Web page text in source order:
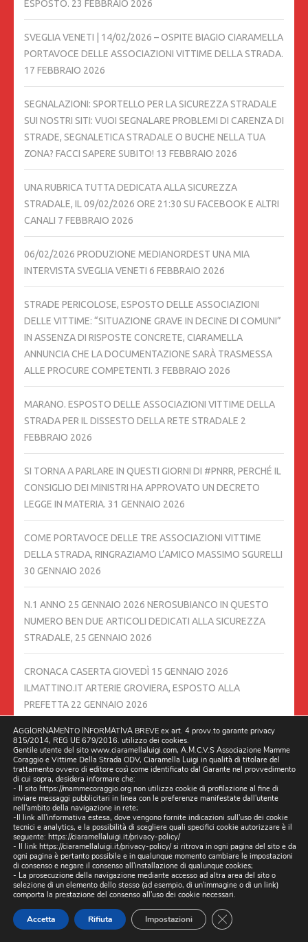
ESPOSTO. 23 FEBBRAIO 2026
SVEGLIA VENETI | 14/02/2026 – OSPITE BIAGIO CIARAMELLA
PORTAVOCE DELLE ASSOCIAZIONI VITTIME DELLA STRADA.
17 FEBBRAIO 2026
SEGNALAZIONI: SPORTELLO PER LA SICUREZZA STRADALE
SUI NOSTRI SITI: VUOI SEGNALARE PROBLEMI DI CARENZA DI
STRADE, SEGNALETICA STRADALE O BUCHE NELLA TUA
ZONA? FACCI SAPERE SUBITO! 13 FEBBRAIO 2026
UNA RUBRICA TUTTA DEDICATA ALLA SICUREZZA
STRADALE, IL 09/02/2026 ORE 21:30 SU FACEBOOK E ALTRI
CANALI 7 FEBBRAIO 2026
06/02/2026 PRODUZIONE MEDIANORDEST UNA MIA
INTERVISTA SVEGLIA VENETI 6 FEBBRAIO 2026
STRADE PERICOLOSE, ESPOSTO DELLE ASSOCIAZIONI
DELLE VITTIME: “SITUAZIONE GRAVE IN DECINE DI COMUNI”
IN ASSENZA DI RISPOSTE CONCRETE, CIARAMELLA
ANNUNCIA CHE LA DOCUMENTAZIONE SARÀ TRASMESSA
ALLE PROCURE COMPETENTI. 3 FEBBRAIO 2026
MARANO. ESPOSTO DELLE ASSOCIAZIONI VITTIME DELLA
STRADA PER IL DISSESTO DELLA RETE STRADALE 2
FEBBRAIO 2026
SI TORNA A PARLARE IN QUESTI GIORNI DI #PNRR, PERCHÉ IL
CONSIGLIO DEI MINISTRI HA APPROVATO UN DECRETO
LEGGE IN MATERIA. 31 GENNAIO 2026
COME PORTAVOCE DELLE TRE ASSOCIAZIONI VITTIME
DELLA STRADA, RINGRAZIAMO L’AMICO MASSIMO SGURELLI
30 GENNAIO 2026
N.1 ANNO 25 GENNAIO 2026 NEROSUBIANCO IN QUESTO
NUMERO BEN DUE ARTICOLI DEDICATI ALLA SICUREZZA
STRADALE, 25 GENNAIO 2026
CRONACA CASERTA GIOVEDÌ 15 GENNAIO 2026
ILMATTINO.IT ARTERIE GROVIERA, ESPOSTO ALLA
PREFETTA 22 GENNAIO 2026
IL COMANDANTE DEI VIGILI URBANI HA UNA
RESPONSABILITÀ DI VIGILARE SULLE BUCHE STRADALI. 21
GENNAIO 2026
𝐔𝐧 𝐦𝐞𝐬𝐬𝐚𝐠𝐠𝐢𝐨 𝐜𝐡𝐞 𝐯𝐚 𝐨𝐥𝐭𝐫𝐞 𝐢𝐥 𝐍𝐚𝐭𝐚𝐥𝐞, 𝐮𝐧 𝐢𝐦𝐩𝐞𝐠𝐧𝐨 𝐜𝐡𝐞 𝐜𝐨𝐧𝐭𝐢𝐧𝐮𝐚
𝐭𝐮𝐭𝐭𝐨 𝐥’𝐚𝐧𝐧𝐨18 GENNAIO 2026
RINGRAZIAMO CITTÀ METROPOLITANA PER AVERCI RESO
PARTECIPI ASSIEME A TANTE ALTRE REALTÀ, COME
ASSOCIAZIONE MAMME CORAGGIO E VITTIME DELLA
AGGIORNAMENTO INFORMATIVA BREVE ex art. 4 provv.to garante privacy
815/2014, REG UE 679/2016. utilizzo dei cookies.
Gentile utente del sito www.ciaramellaluigi.com, A.M.C.V.S Associazione Mamme
Coraggio e Vittime Della Strada ODV, Ciaramella Luigi in qualità di titolare del
trattamento ovvero di editore così come identificato dal Garante nel provvedimento
di cui sopra, desidera informare che:
- Il sito https://mammecoraggio.org non utilizza cookie di profilazione al fine di
inviare messaggi pubblicitari in linea con le preferenze manifestate dall'utente
nell'ambito della navigazione in rete;
-Il link all'informativa estesa, dove vengono fornite indicazioni sull'uso dei cookie
tecnici e analytics, e la possibilità di scegliere quali specifici cookie autorizzare è il
seguente: https://ciaramellaluigi.it/privacy-policy/
- Il link https://ciaramellaluigi.it/privacy-policy/si ritrova in ogni pagina del sito e da
ogni pagina è pertanto possibile e in qualunque momento cambiare le impostazioni
di consenso e negare il consenso all'installazione di qualunque cookies;
- La prosecuzione della navigazione mediante accesso ad altra area del sito o
selezione di un elemento dello stesso (ad esempio, di un'immagine o di un link)
comporta la prestazione del consenso all'uso dei cookie necessari.
Accetta Rifiuta Impostazioni CLOSE GDPR